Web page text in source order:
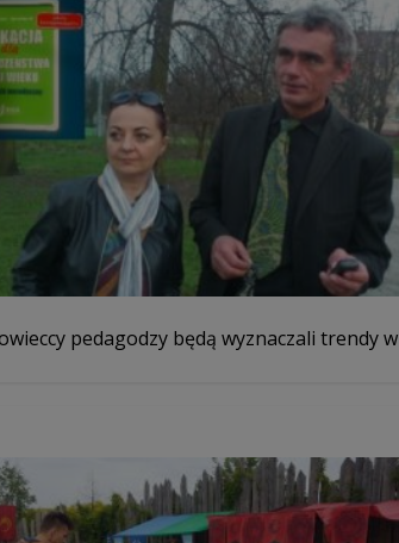
pedagodzy będą wyznaczali trendy w